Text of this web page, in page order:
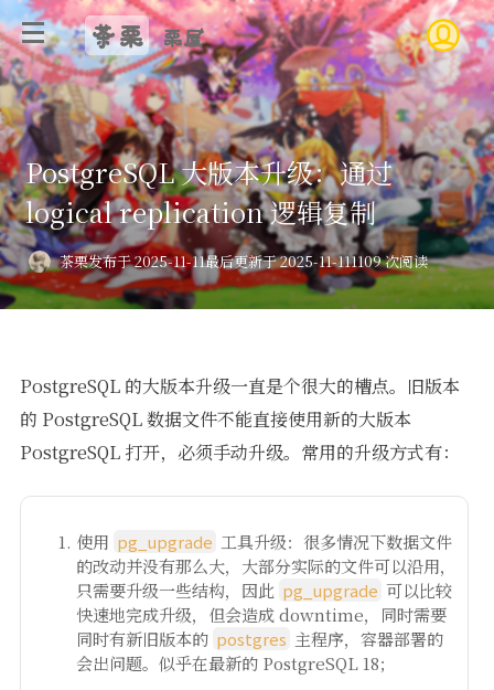
茶栗 栗屋
PostgreSQL 大版本升级：通过
logical replication 逻辑复制
茶栗发布于 2025-11-11最后更新于 2025-11-111109 次阅读
PostgreSQL 的大版本升级一直是个很大的槽点。旧版本
的 PostgreSQL 数据文件不能直接使用新的大版本
PostgreSQL 打开，必须手动升级。常用的升级方式有：
使用 pg_upgrade 工具升级：很多情况下数据文件
的改动并没有那么大，大部分实际的文件可以沿用，
只需要升级一些结构，因此 pg_upgrade 可以比较
快速地完成升级，但会造成 downtime，同时需要
同时有新旧版本的 postgres 主程序，容器部署的
会出问题。似乎在最新的 PostgreSQL 18；